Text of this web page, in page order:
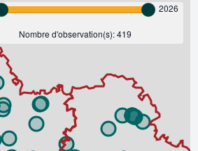
2026
Nombre d'observation(s): 419